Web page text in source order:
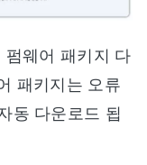
펌웨어 패키지 다
패키지는 오류
동 다운로드 됩